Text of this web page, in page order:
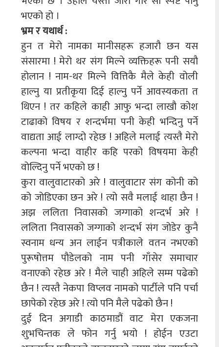
भएको हो ।
भ्रम र यथार्थ :
हुन त मेरो नामका मानीसहरू हजारौ छन यस
संसारमा ! मेरो थर संग मिल्ने व्यक्तिहरू पनी सयौ
होलान ! नाम-थर मिल्ने वित्तिकै मैले केही वोली
हाल्नु या प्रतीकृया दिई हाल्नु पर्ने आवस्यकता त
थिएन ! तर कहिले काही आफु भन्दा लाखौ कोश
टाढाको विषय र शन्दर्भमा पनी केही भन्दिनु पर्ने
वाद्यता आई लाग्दो रहेछ ! अहिले मलाई त्यस्तै मेरो
कल्पना भन्दा वाहीर कहि परको विषयमा केही
वोल्दिनु पर्ने भएको छ !
कुरा वालुवाटारको अरे ! वालुवाटार संग कोनी को
को जोडिएका छन अरे ! त्यो सवै मलाई थाहा छैन !
अझ ललिता निवासको जग्गाको शन्दर्भ अरे !
ललिता निवासको जग्गाको शन्दर्भ संग जोडेर कुनै
स्वनाम धन्य अन लाईन पत्रीकाले वतन नभएको
पुरूषोत्तम पौडेलको नाम पनी गाँसेर समाचार
वनाएको रहेछ अरे ! मैले चाही अहिले सम्म पढेको
छैन ! त्यस्तै नेकपा विप्लव नामको पार्टीले पनि पर्चा
छापेको रहेछ अरे ! त्यो पनि मैले पढेको छैन !
दुई दिन अगाडी काठमाडौं वाट मेरा एकजना
शुभचिन्तक ले फोन गर्नु भयो ! होईन एउटा